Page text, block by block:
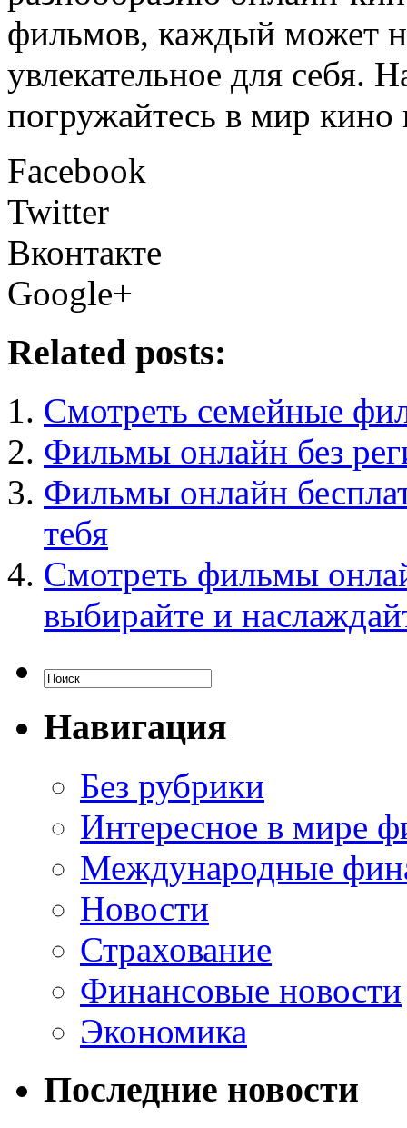
фильмов, каждый может
увлекательное для себя.
погружайтесь в мир
Facebook
Twitter
Вконтакте
Google+
Related posts:
Смотреть семейные
Фильмы онлайн без
Фильмы онлайн
тебя
Смотреть фильмы
выбирайте и
Навигация
Без рубрики
Интересное в мире
Международные
Новости
Страхование
Финансовые новости
Экономика
Последние новости